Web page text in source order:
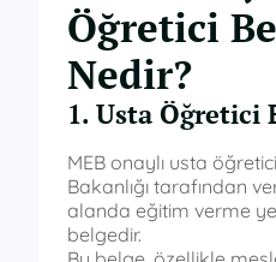
Öğretici
Nedir?
1. Usta Öğretici
MEB onaylı usta
Bakanlığı tarafından
alanda eğitim verme
belgedir.